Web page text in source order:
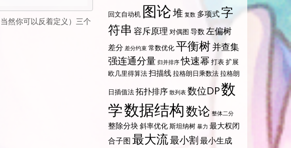
然你可以反着定义）三个
回文自动机 图论堆 复数 多项式字
符串 容斥原理 对偶图 导数 左偏树
差分 差分约束 常数优化 平衡树 并查集
强连通分量 归并排序 快速幂 打表 扩展
欧几里得算法 扫描线 拉格朗日乘数法 拉格朗
日插值法 拓扑排序 散列表 数位DP数
学数据结构数论 整体二分
整除分块 斜率优化 斯坦纳树 暴力 最大权闭
合子图 最大流最小割 最小生成